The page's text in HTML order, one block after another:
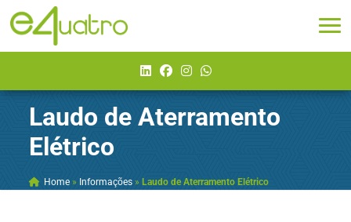
Laudo de Aterramento
Elétrico
Home » Informações » Laudo de Aterramento Elétrico